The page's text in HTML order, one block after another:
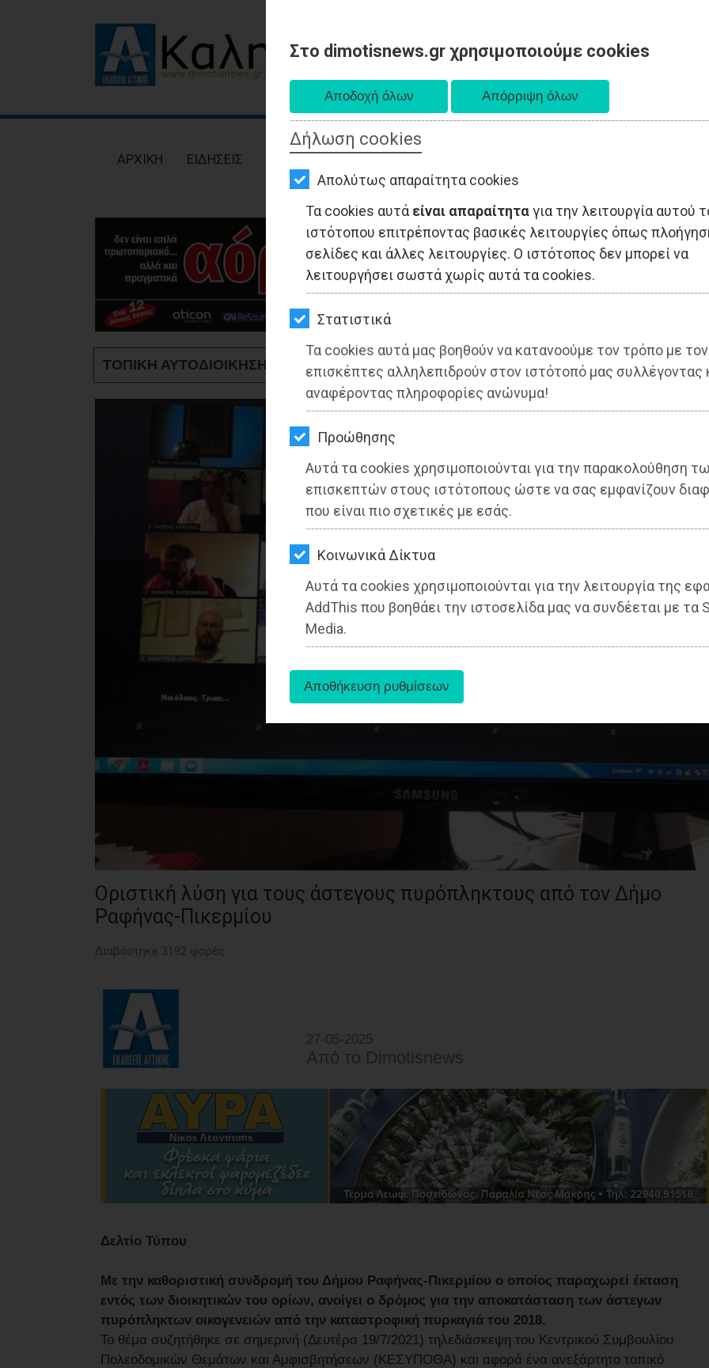
Στο dimotisnews.gr χρησιμοποιούμε cookies
Δήλωση cookies
Απολύτως απαραίτητα cookies
Τα cookies αυτά είναι απαραίτηταγια την λειτουργία αυτού
ιστότοπου επιτρέποντας βασικές λειτουργίες όπως
σελίδες και άλλες λειτουργίες. Ο ιστότοπος δεν μπορεί να
λειτουργήσει σωστά χωρίς αυτά τα cookies.
Στατιστικά
Τα cookies αυτά μας βοηθούν να κατανοούμε τον τρόπο με τον
επισκέπτες αλληλεπιδρούν στον ιστότοπό μας συλλέγοντας
αναφέροντας πληροφορίες ανώνυμα!
Προώθησης
Αυτά τα cookies χρησιμοποιούνται για την παρακολούθηση
επισκεπτών στους ιστότοπους ώστε να σας εμφανίζουν
που είναι πιο σχετικές με εσάς.
Kοινωνικά Δίκτυα
Αυτά τα cookies χρησιμοποιούνται για την λειτουργία της
AddThis που βοηθάει την ιστοσελίδα μας να συνδέεται με τα
Media.
ΕΙΔΗΣΕΙΣ
ΟΙΚΟΝΟΜΙΑ
ΑΘΛΗΤΙΣΜΟΣ
ΠΟΛΙΤΙΣΜΟΣ
AΡΧΙΚΗ ΕΙΔΗΣΕΙΣ
ΤΟΠΙΚΗ ΑΥΤΟΔΙΟΙΚΗΣΗ - Ραφήνα
Οριστική λύση για τους άστεγους πυρόπληκτους από τον Δήμο
Ραφήνας-Πικερμίου
Διαβάστηκε 3192 φορές
27-05-2025
Από τo Dimotisnews
Δελτίο Τύπου
Με την καθοριστική συνδρομή του Δήμου Ραφήνας-Πικερμίου ο οποίος παραχωρεί έκταση
εντός των διοικητικών του ορίων, ανοίγει ο δρόμος για την αποκατάσταση των άστεγων
πυρόπληκτων οικογενειών από την καταστροφική πυρκαγιά του 2018.
Το θέμα συζητήθηκε σε σημερινή (Δευτέρα 19/7/2021) τηλεδιάσκεψη του Κεντρικού Συμβουλίου
Πολεοδομικών Θεμάτων και Αμφισβητήσεων (ΚΕΣΥΠΟΘΑ) και αφορά ένα ανεξάρτητο τοπικό